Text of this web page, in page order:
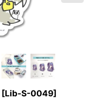
[Lib-S-0049]